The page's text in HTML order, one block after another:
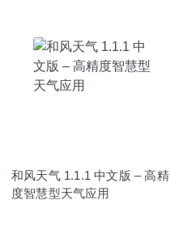
和风天气 1.1.1 中文版 – 高精
度智慧型天气应用